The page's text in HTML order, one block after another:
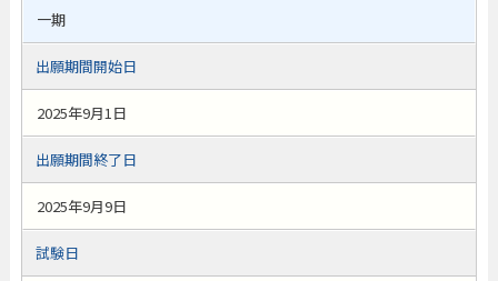
一期
出願期間開始日
2025年9月1日
出願期間終了日
2025年9月9日
試験日